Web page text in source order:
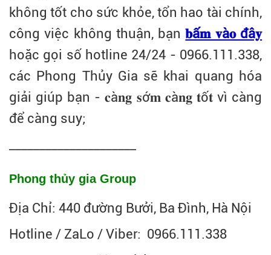
không tốt cho sức khỏe, tổn hao tài chính,
công việc không thuận, bạn𝐛ấ𝐦 𝐯à𝐨 đâ𝐲
hoặc gọi số hotline 24/24 - 0966.111.338,
các Phong Thủy Gia sẽ khai quang hóa
giải giúp bạn - 𝐜à𝐧𝐠 𝐬ớ𝐦 𝐜à𝐧𝐠 𝐭ố𝐭 vì càng
để càng suy;
Phong thủy gia Group
Địa Chỉ: 440 đường Bưởi, Ba Đình, Hà Nội
Hotline / ZaLo / Viber: 0966.111.338